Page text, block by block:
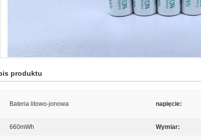
produktu
Bateria litowo-jonowa napięcie:
660mWh Wymiar: